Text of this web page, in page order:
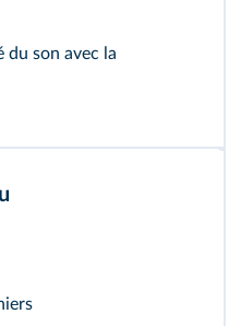
du son avec la